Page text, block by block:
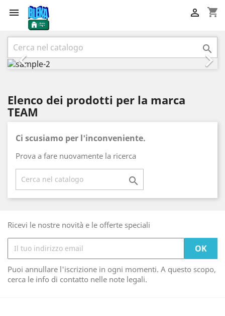
 shopping_cart



Precedente

Elenco dei prodotti per la marca
TEAM
Ci scusiamo per l'inconveniente.
Prova a fare nuovamente la ricerca

Ricevi le nostre novità e le offerte speciali
Puoi annullare l'iscrizione in ogni momenti. A questo scopo,
cerca le info di contatto nelle note legali.